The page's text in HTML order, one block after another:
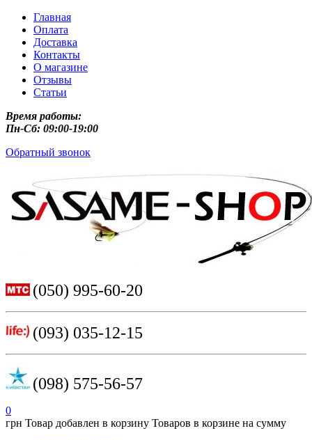
Главная
Оплата
Доставка
Контакты
О магазине
Отзывы
Статьи
Время работы:
Пн-Сб: 09:00-19:00
Обратный звонок
(050) 995-60-20
(093) 035-12-15
(098) 575-56-57
0
грн Товар добавлен в корзину Товаров в корзине на сумму